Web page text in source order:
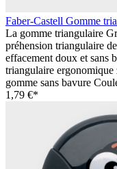
Faber-Castell Gomme
La gomme triangulaire
préhension triangulaire
effacement doux et sans
triangulaire
gomme sans bavure
1,79 €*